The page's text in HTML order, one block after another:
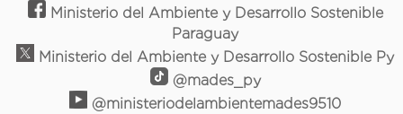
Ministerio del Ambiente y Desarrollo Sostenible
Paraguay
Ministerio del Ambiente y Desarrollo Sostenible Py
@mades_py
@ministeriodelambientemades9510